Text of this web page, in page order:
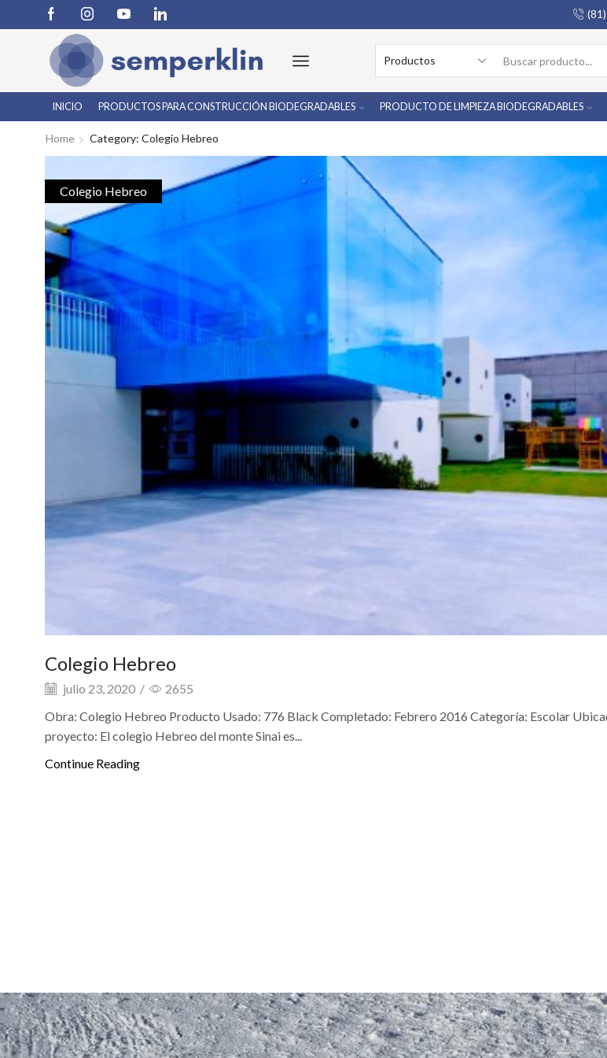
INICIO PRODUCTOS PARA CONSTRUCCIÓN BIODEGRADABLES PRODUCTO DE LIMPIEZA BIODEGRADABLES
Home Category: Colegio Hebreo
Colegio Hebreo
Colegio Hebreo
julio 23, 2020 /
2655
Obra: Colegio Hebreo Producto Usado: 776 Black Completado: Febrero 2016 Categoría: Escolar
proyecto: El colegio Hebreo del monte Sinai es...
Continue Reading